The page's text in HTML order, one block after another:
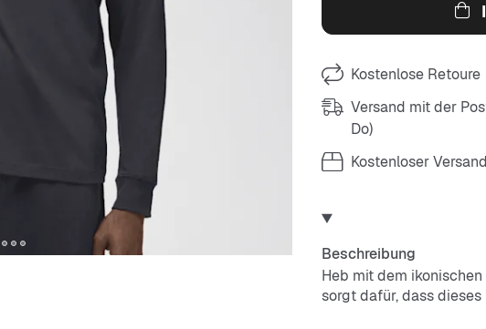
Kostenlose Retoure
Versand mit der
Do)
Kostenloser
Beschreibung
Heb mit dem
sorgt dafür, dass